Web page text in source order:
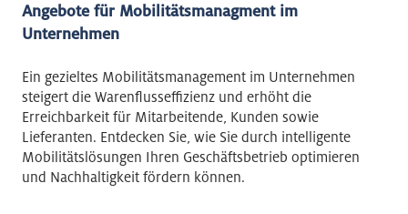
Angebote für Mobilitätsmanagment im
Unternehmen
Ein gezieltes Mobilitätsmanagement im Unternehmen
steigert die Warenflusseffizienz und erhöht die
Erreichbarkeit für Mitarbeitende, Kunden sowie
Lieferanten. Entdecken Sie, wie Sie durch intelligente
Mobilitätslösungen Ihren Geschäftsbetrieb optimieren
und Nachhaltigkeit fördern können.